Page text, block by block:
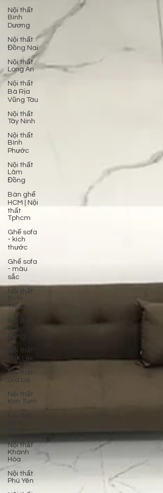
Nội thất
Bình
Dương
Nội thất
Đồng Nai
Nội thất
Long An
Nội thất
Bà Rịa
Vũng Tàu
Nội thất
Tây Ninh
Nội thất
Bình
Phước
Nội thất
Lâm
Đồng
Bàn ghế
HCM | Nội
thất
Tphcm
Ghế sofa
- kích
thước
Ghế sofa
- màu
sắc
Nội thất
Bình
Thuận
Nội thất
Đăk
Nông
Nội thất
Đăk Lăk
Nội thất
Gia Lai
Nội thất
Kon Tum
Nội thất
Khánh
Hòa
Nội thất
Phú Yên